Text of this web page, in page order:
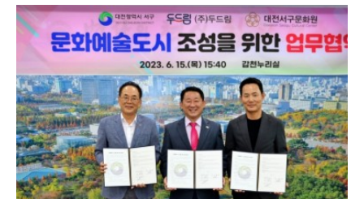
로도 두드림은 기업의 브랜드 가치를 높이며 성장하...